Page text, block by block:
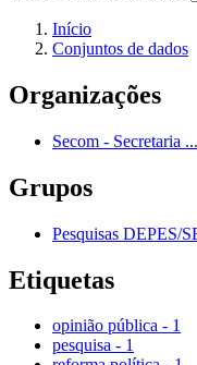
Início
Conjuntos de dados
Organizações
Secom - Secretaria ...
Grupos
Pesquisas DEPES/
Etiquetas
opinião pública - 1
pesquisa - 1